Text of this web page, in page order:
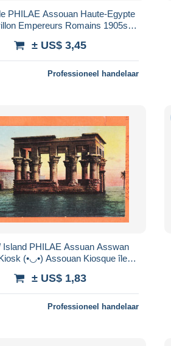
Empereurs Romains 1905s ◉
± US$ 3,45
Professioneel handelaar
(•◡•) Assouan Kiosque île
± US$ 1,83
Professioneel handelaar